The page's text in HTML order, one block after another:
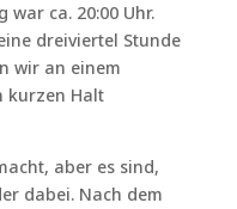
ca. 20:00 Uhr.
dreiviertel Stunde
wir an einem
kurzen Halt
aber es sind,
dabei. Nach dem